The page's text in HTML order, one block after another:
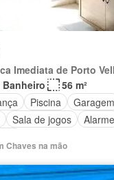
Imediata de Porto
Banheiro
56 m²
Piscina
Garagem
Sala de jogos
Alarme
Chaves na mão